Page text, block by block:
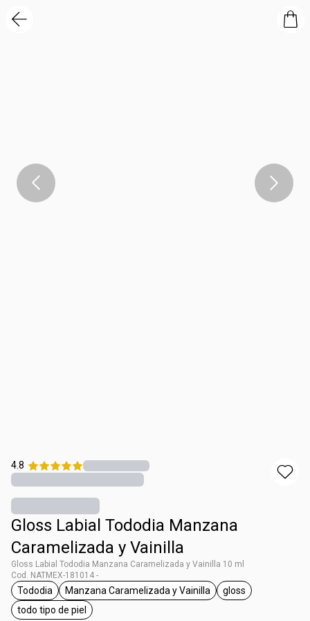
4.8
Gloss Labial Tododia Manzana
Caramelizada y Vainilla
Gloss Labial Tododia Manzana Caramelizada y Vainilla 10 ml
Cod. NATMEX-181014 -
etiqueta Tododia
Tododia
etiqueta Manzana Caramelizada y
Manzana Caramelizada y Vainilla
etiqueta gloss
gloss
etiqueta todo tipo de piel
todo tipo de piel